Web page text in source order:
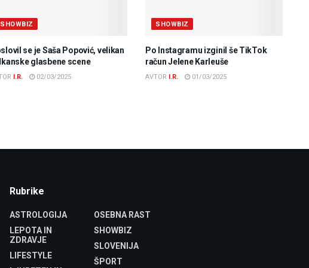
SHOWBIZ
se je Saša Popović, velikan
glasbene scene
I.R. 02/03/2025
SHOWBIZ
Po Instagramu izginil še TikTok
račun Jelene Karleuše
AVTOR I.R. 01/03/2025
Rubrike
ASTROLOGIJA
LEPOTA IN
ZDRAVJE
LIFESTYLE
OSEBNA RAST
SHOWBIZ
SLOVENIJA
ŠPORT